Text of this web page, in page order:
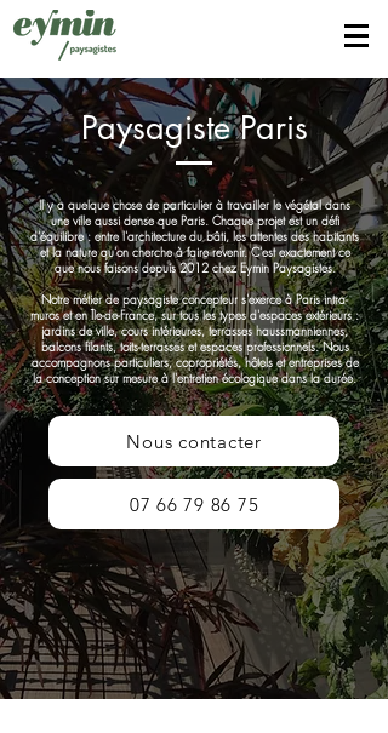
Paysagiste Paris
Il y a quelque chose de particulier à travailler le végétal dans
une ville aussi dense que Paris. Chaque projet est un défi
d'équilibre : entre l'architecture du bâti, les attentes des habitants
et la nature qu'on cherche à faire revenir. C'est exactement ce
que nous faisons depuis 2012 chez Eymin Paysagistes.
Notre métier de paysagiste concepteur s'exerce à Paris intra-
muros et en Île-de-France, sur tous les types d'espaces extérieurs :
jardins de ville, cours intérieures, terrasses haussmanniennes,
balcons filants, toits-terrasses et espaces professionnels. Nous
accompagnons particuliers, copropriétés, hôtels et entreprises de
la conception sur mesure à l'entretien écologique dans la durée.
Nous contacter
07 66 79 86 75